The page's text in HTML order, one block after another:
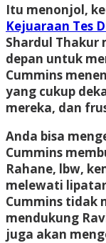
Itu menonjol,
Kejuaraan Tes
Shardul Thakur
depan untuk
Cummins
yang cukup
mereka, dan
Anda bisa
Cummins
Rahane, lbw,
melewati
Cummins tidak
mendukung
juga akan